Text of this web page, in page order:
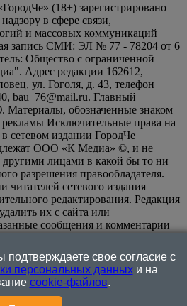
(18+) зарегистрировано
в сфере связи,
и массовых коммуникаций
запись СМИ: ЭЛ № 77 - 78204 от 6
Общество с ограниченной
Адрес редакции 162612,
ул. Гоголя, д. 43, телефон
bau_76@mail.ru. Главный
обозначенные знаком
Исключительные права на
сетевом издании ГородЧе
ООО «К Медиа» ©, и не
лицами в какой бы то ни
разрешения правообладателя.
сетевого издания
редактирования. Редакция
их с сайта или
сообщения и комментарии
закона.
применяются рекомендательные
технологии предоставления
систематизации и анализа
пользователей сети
подтверждаете свое согласие с
персональных данныхи на
cookie-файлов.